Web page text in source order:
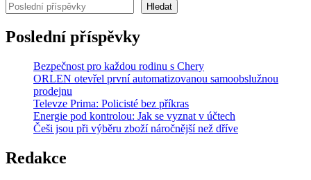
Hledat
Poslední příspěvky
Bezpečnost pro každou rodinu s Chery
ORLEN otevřel první automatizovanou samoobslužnou
prodejnu
Televze Prima: Policisté bez příkras
Energie pod kontrolou: Jak se vyznat v účtech
Češi jsou při výběru zboží náročnější než dříve
Redakce